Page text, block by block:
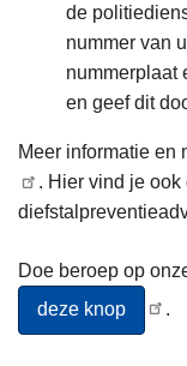
de
nummer van
nummerplaat
en geef dit
Meer informatie en
. Hier vind je
Doe beroep op
deze knop
.